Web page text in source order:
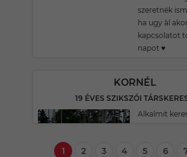
szeretnék
ha ugy àl
kapcsolatot
napot ♥️
KORNÉL
19 ÉVES SZIKSZÓI
Alkalmit
1 2 3 4 5 6